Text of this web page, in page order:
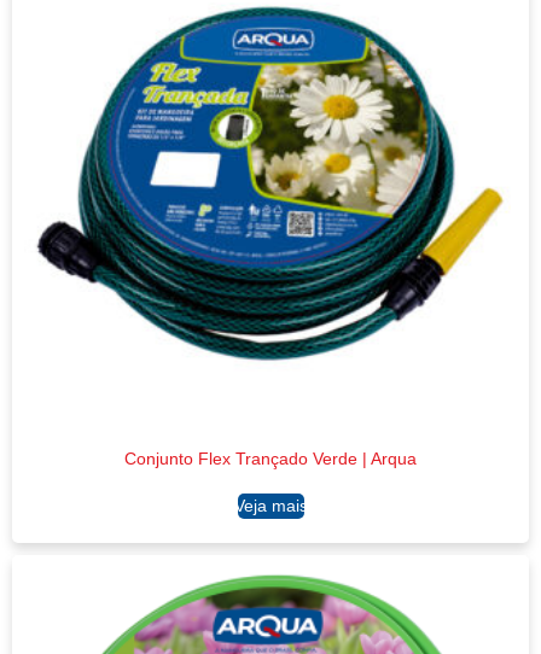
Conjunto Flex Trançado Verde | Arqua
Ler mais